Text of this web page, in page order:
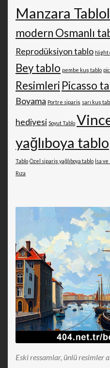
Manzara
modern Osmanlı
Reprodüksiyon tablo Night
Bey tablo pembe kuş tablo
Resimleri Picasso
Boyama Portre sipariş sarı kuş
hediyesi Soyut Tablo
yağlıboya tablo
Tablo Özel sipariş yağlıboya tablo İsa
Rıza
Eski ressamlar, ünlü resimler